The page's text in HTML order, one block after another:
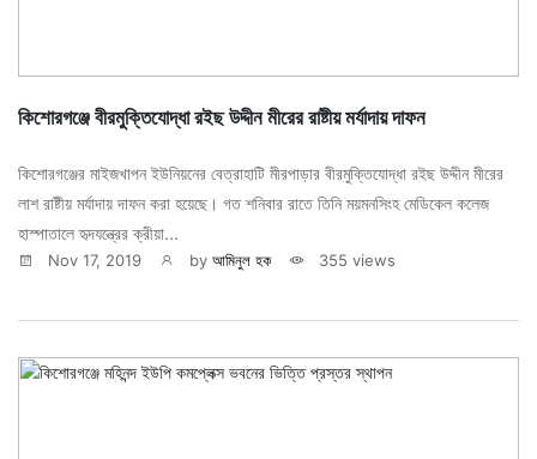
কিশোরগঞ্জে বীরমুক্তিযোদ্ধা রইছ উদ্দীন মীরের রাষ্টীয় মর্যাদায় দাফন
কিশোরগঞ্জের মাইজখাপন ইউনিয়নের বেত্রাহাটি মীরপাড়ার বীরমুক্তিযোদ্ধা রইছ উদ্দীন মীরের
লাশ রাষ্টীয় মর্যাদায় দাফন করা হয়েছে। গত শনিবার রাতে তিনি ময়মনসিংহ মেডিকেল কলেজ
হাস্পাতালে হৃদযন্ত্রের ক্রীয়া...
Nov 17, 2019 by আমিনুল হক 355 views